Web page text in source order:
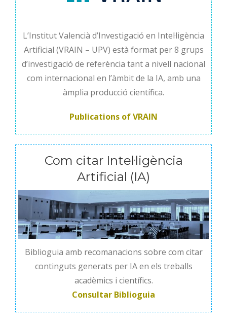
L’Institut Valencià d’Investigació en Intel·ligència
Artificial (VRAIN – UPV) està format per 8 grups
d’investigació de referència tant a nivell nacional
com internacional en l’àmbit de la IA, amb una
àmplia producció científica.
Publications of VRAIN
Com citar Intel·ligència
Artificial (IA)
Biblioguia amb recomanacions sobre com citar
continguts generats per IA en els treballs
acadèmics i científics.
Consultar Biblioguia